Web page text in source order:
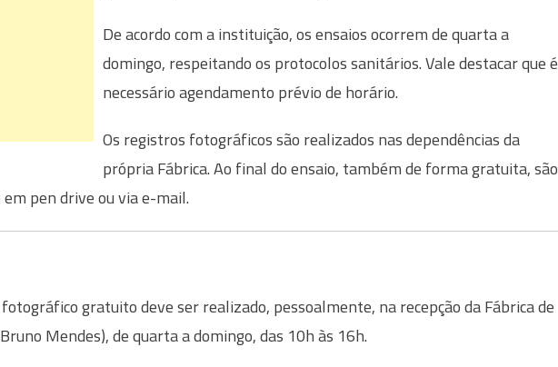
De acordo com a instituição, os ensaios ocorrem de quarta a
domingo, respeitando os protocolos sanitários. Vale destacar que é
necessário agendamento prévio de horário.
Os registros fotográficos são realizados nas dependências da
própria Fábrica. Ao final do ensaio, também de forma gratuita, são
pen drive ou via e-mail.
gratuito deve ser realizado, pessoalmente, na recepção da Fábrica de
Mendes), de quarta a domingo, das 10h às 16h.